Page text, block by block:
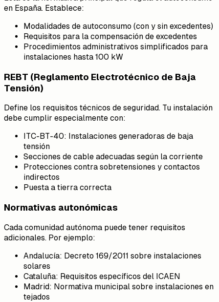
en España. Establece:
Modalidades de autoconsumo (con y sin excedentes)
Requisitos para la compensación de excedentes
Procedimientos administrativos simplificados para
instalaciones hasta 100 kW
REBT (Reglamento Electrotécnico de Baja
Tensión)
Define los requisitos técnicos de seguridad. Tu instalación
debe cumplir especialmente con:
ITC-BT-40: Instalaciones generadoras de baja
tensión
Secciones de cable adecuadas según la corriente
Protecciones contra sobretensiones y contactos
indirectos
Puesta a tierra correcta
Normativas autonómicas
Cada comunidad autónoma puede tener requisitos
adicionales. Por ejemplo:
Andalucía: Decreto 169/2011 sobre instalaciones
solares
Cataluña: Requisitos específicos del ICAEN
Madrid: Normativa municipal sobre instalaciones en
tejados